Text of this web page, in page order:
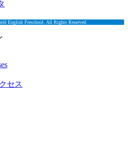
English Preschool. All Rights Reserved.
セス